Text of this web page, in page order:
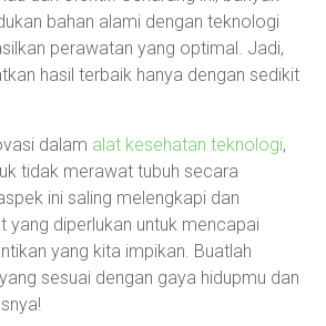
bahan alami dengan teknologi
perawatan yang optimal. Jadi,
hasil terbaik hanya dengan sedikit
dalam alat kesehatan teknologi,
tidak merawat tubuh secara
ini saling melengkapi dan
yang diperlukan untuk mencapai
yang kita impikan. Buatlah
sesuai dengan gaya hidupmu dan